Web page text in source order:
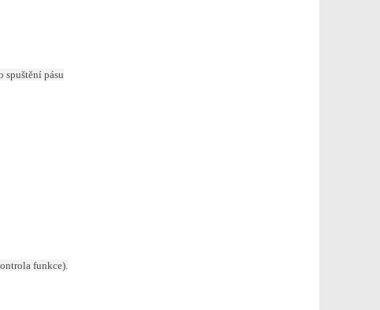
spuštění pásu
funkce).